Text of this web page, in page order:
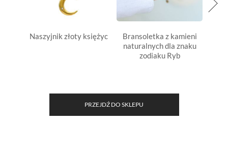
Naszyjnik złoty księżyc
Bransoletka z kamieni
naturalnych dla znaku
zodiaku Ryb
PRZEJDŹ DO SKLEPU